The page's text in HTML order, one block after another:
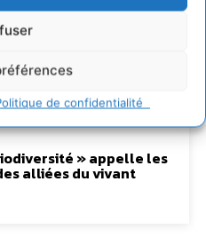
de confidentialité
durable en faveur de
un modèle
du vivant …
» appelle les
alliées du vivant